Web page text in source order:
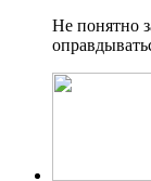
Не понятно